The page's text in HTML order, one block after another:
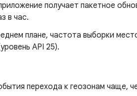
получает пакетное
в час.
плане, частота выборки
API 25).
перехода к геозонам чаще,